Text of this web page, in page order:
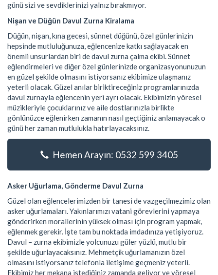
günü sizi ve sevdiklerinizi yalnız bırakmıyor.
Nişan ve Düğün Davul Zurna Kiralama
Düğün, nişan, kına gecesi, sünnet düğünü, özel günlerinizin
hepsinde mutluluğunuza, eğlencenize katkı sağlayacak en
önemli unsurlardan biri de davul zurna çalma ekibi. Sünnet
eğlendirmeleri ve diğer özel günlerinizde organizasyonunuzun
en güzel şekilde olmasını istiyorsanız ekibimize ulaşmanız
yeterli olacak. Güzel anılar biriktireceğiniz programlarınızda
davul zurnayla eğlencenin yeri ayrı olacak. Ekibimizin yöresel
müzikleriyle çocuklarınız ve aile dostlarınızla birlikte
gönlünüzce eğlenirken zamanın nasıl geçtiğiniz anlamayacak o
günü her zaman mutlulukla hatırlayacaksınız.
Hemen Arayın: 0532 599 3405
Asker Uğurlama, Gönderme Davul Zurna
Güzel olan eğlencelerimizden bir tanesi de vazgeçilmezimiz olan
asker uğurlamaları. Yakınlarımızı vatani görevlerini yapmaya
gönderirken morallerinin yüksek olması için program yapmak,
eğlenmek gerekir. İşte tam bu noktada imdadınıza yetişiyoruz.
Davul – zurna ekibimizle yolcunuzu güler yüzlü, mutlu bir
şekilde uğurlayacaksınız. Mehmetçik uğurlamanızın özel
olmasını istiyorsanız telefonla iletişime geçmeniz yeterli.
Ekibimiz her mekana istediğiniz zamanda geliyor ve yöresel